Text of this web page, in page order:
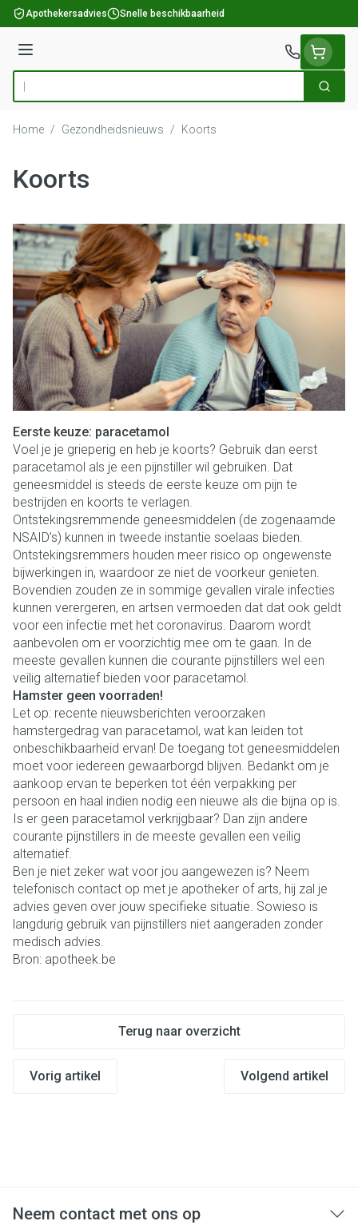
Ga naar de inhoud
Apothekersadvies Snelle beschikbaarheid
Menu
Product, merk, categorie... Zoek
Home / Gezondheidsnieuws / Koorts
Koorts
Eerste keuze: paracetamol
Voel je je grieperig en heb je koorts? Gebruik dan eerst
paracetamol als je een pijnstiller wil gebruiken. Dat
geneesmiddel is steeds de eerste keuze om pijn te
bestrijden en koorts te verlagen.
Ontstekingsremmende geneesmiddelen (de zogenaamde
NSAID’s) kunnen in tweede instantie soelaas bieden.
Ontstekingsremmers houden meer risico op ongewenste
bijwerkingen in, waardoor ze niet de voorkeur genieten.
Bovendien zouden ze in sommige gevallen virale infecties
kunnen verergeren, en artsen vermoeden dat dat ook geldt
voor een infectie met het coronavirus. Daarom wordt
aanbevolen om er voorzichtig mee om te gaan. In de
meeste gevallen kunnen die courante pijnstillers wel een
veilig alternatief bieden voor paracetamol.
Hamster geen voorraden!
Let op: recente nieuwsberichten veroorzaken
hamstergedrag van paracetamol, wat kan leiden tot
onbeschikbaarheid ervan! De toegang tot geneesmiddelen
moet voor iedereen gewaarborgd blijven. Bedankt om je
aankoop ervan te beperken tot één verpakking per
persoon en haal indien nodig een nieuwe als die bijna op is.
Is er geen paracetamol verkrijgbaar? Dan zijn andere
courante pijnstillers in de meeste gevallen een veilig
alternatief.
Ben je niet zeker wat voor jou aangewezen is? Neem
telefonisch contact op met je apotheker of arts, hij zal je
advies geven over jouw specifieke situatie. Sowieso is
langdurig gebruik van pijnstillers niet aangeraden zonder
medisch advies.
Bron: apotheek.be
Terug naar overzicht
Vorig artikel Volgend artikel
Neem contact met ons op